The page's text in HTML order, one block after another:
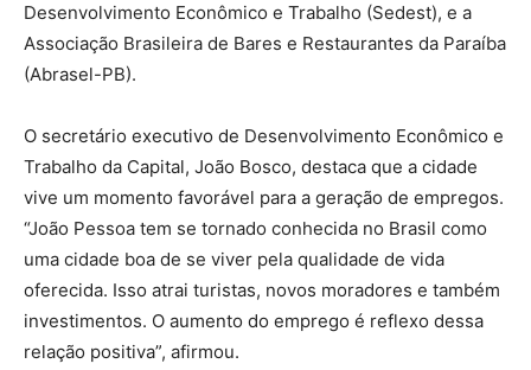
Desenvolvimento Econômico e Trabalho (Sedest), e a
Associação Brasileira de Bares e Restaurantes da Paraíba
(Abrasel-PB).
O secretário executivo de Desenvolvimento Econômico e
Trabalho da Capital, João Bosco, destaca que a cidade
vive um momento favorável para a geração de empregos.
“João Pessoa tem se tornado conhecida no Brasil como
uma cidade boa de se viver pela qualidade de vida
oferecida. Isso atrai turistas, novos moradores e também
investimentos. O aumento do emprego é reflexo dessa
relação positiva”, afirmou.